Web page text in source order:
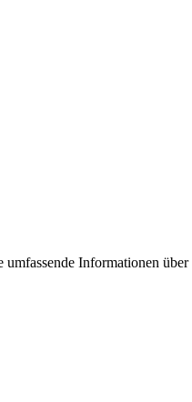
Informationen über